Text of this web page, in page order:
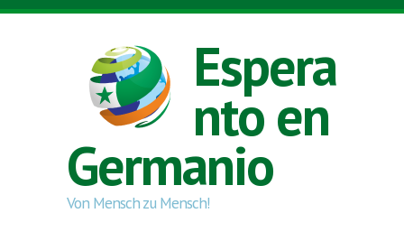
Skip to main content
Espera
nto en
Germanio
Von Mensch zu Mensch!